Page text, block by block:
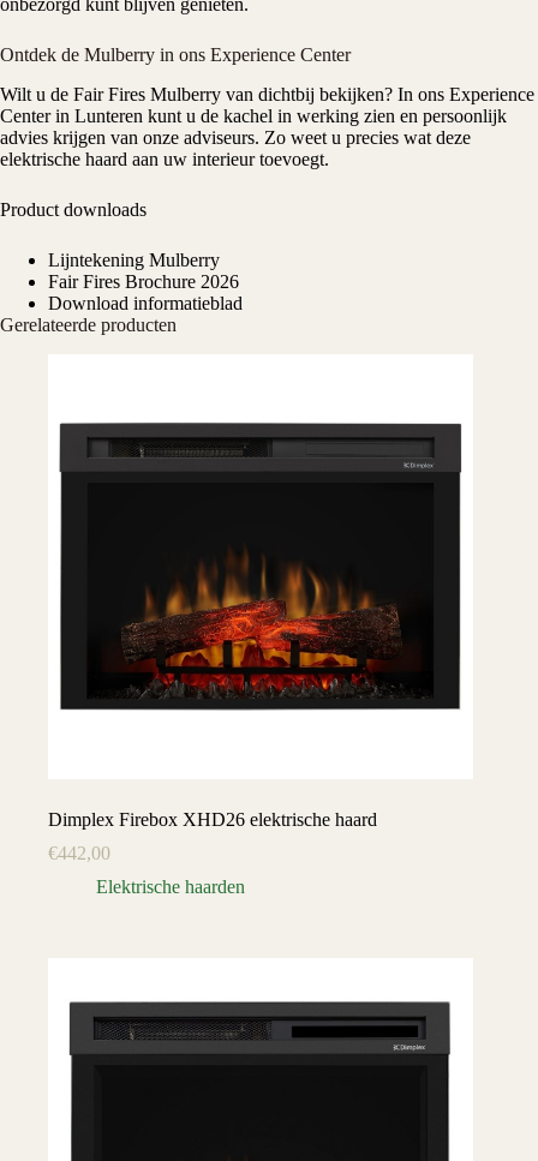
onbezorgd kunt blijven genieten.
Ontdek de Mulberry in ons Experience Center
Wilt u de Fair Fires Mulberry van dichtbij bekijken? In ons Experience
Centerin Lunteren kunt u de kachel in werking zien en persoonlijk
advies krijgen van onze adviseurs. Zo weet u precies wat deze
elektrische haard aan uw interieur toevoegt.
Product downloads
Lijntekening Mulberry
Fair Fires Brochure 2026
Download informatieblad
Gerelateerde producten
Dimplex Firebox XHD26 elektrische haard
€442,00
Elektrische haarden